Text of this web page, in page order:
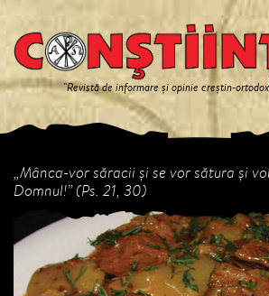
"Revistă de informare și opinie creștin-
„Mânca-vor săracii și se vor sătura și
Domnul!” (Ps. 21, 30)
Previous